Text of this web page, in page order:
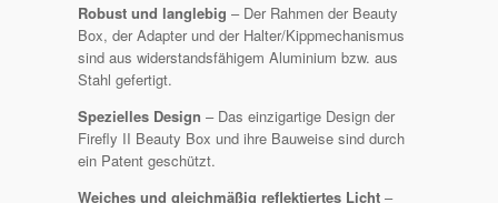
Robust und langlebig – Der Rahmen der Beauty
Box, der Adapter und der Halter/Kippmechanismus
sind aus widerstandsfähigem Aluminium bzw. aus
Stahl gefertigt.
Spezielles Design – Das einzigartige Design der
Firefly II Beauty Box und ihre Bauweise sind durch
ein Patent geschützt.
Weiches und gleichmäßig reflektiertes Licht –